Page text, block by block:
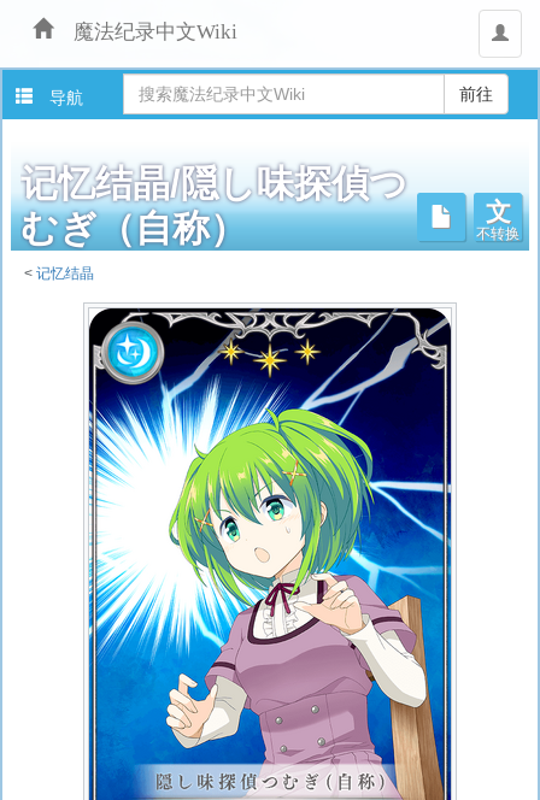
魔法纪录中文Wiki
用
户
导航
记忆结晶/隠し味探偵つ
むぎ（自称）
文
不转换
<记忆结晶